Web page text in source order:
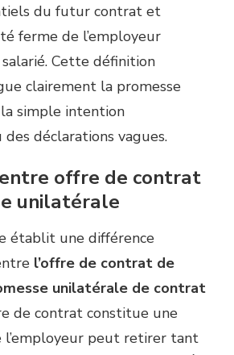
du futur contrat et
ferme de l’employeur
salarié. Cette définition
clairement la promesse
la simple intention
des déclarations vagues.
offre de contrat
unilatérale
établit une différence
l’offre de contrat de
unilatérale de contrat
de contrat constitue une
l’employeur peut retirer tant